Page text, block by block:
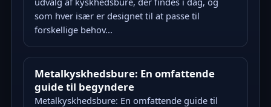
som hver især er designet til at passe til
forskellige behov...
Metalkyskhedsbure: En omfattende
guide til begyndere
Metalkyskhedsbure: En omfattende guide til